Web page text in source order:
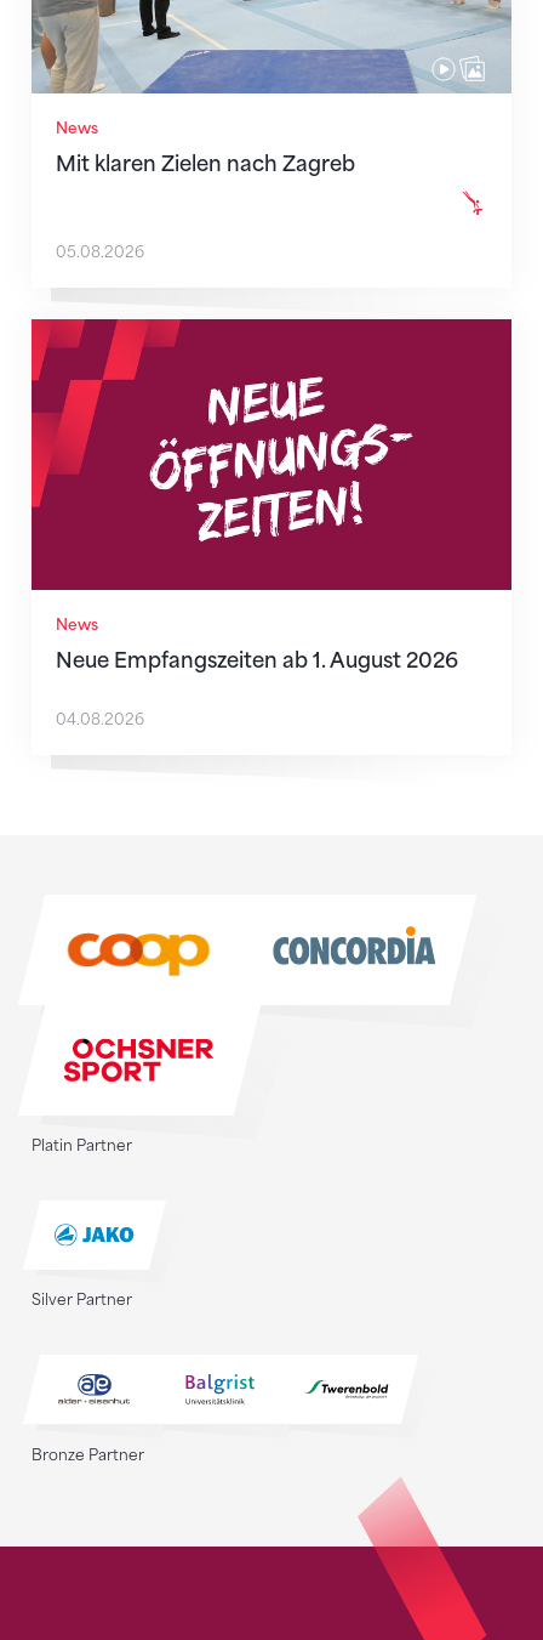
News
Mit klaren Zielen nach Zagreb
05.08.2026
News
Neue Empfangszeiten ab 1. August 2026
Neue Empfangszeiten ab 1. August 2026
04.08.2026
Platin Partner
Silver Partner
Bronze Partner